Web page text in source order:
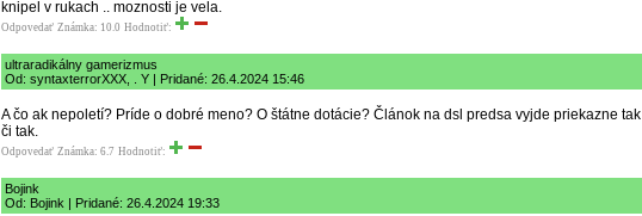
knipel v rukach .. moznosti je vela.
Odpovedať Známka: 10.0 Hodnotiť:
ultraradikálny gamerizmus
Od: syntaxterrorXXX, . Y | Pridané: 26.4.2024 15:46
A čo ak nepoletí? Príde o dobré meno? O štátne dotácie? Článok na dsl predsa vyjde priekazne tak
či tak.
Odpovedať Známka: 6.7 Hodnotiť:
Bojink
Od: Bojink | Pridané: 26.4.2024 19:33